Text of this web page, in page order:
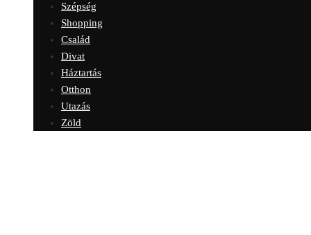
Szépség
Shopping
Család
Divat
Háztartás
Otthon
Utazás
Zöld